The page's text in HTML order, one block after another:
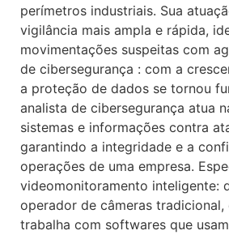
perímetros industriais. Sua
vigilância mais ampla e rápida,
movimentações suspeitas com
de cibersegurança : com a
a proteção de dados se tornou
analista de cibersegurança atua
sistemas e informações contra
garantindo a integridade e a
operações de uma empresa.
videomonitoramento inteligente:
operador de câmeras tradicional,
trabalha com softwares que